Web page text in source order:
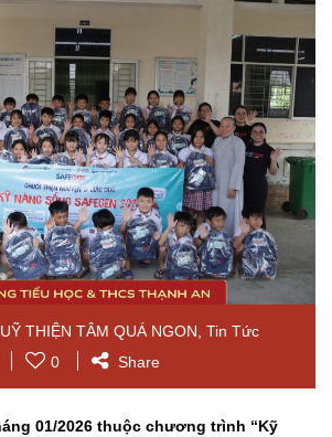
THIỆN TÂM QUÁ NGON Tin Tức
0 Share
01/2026 thuộc chương trình “Kỹ